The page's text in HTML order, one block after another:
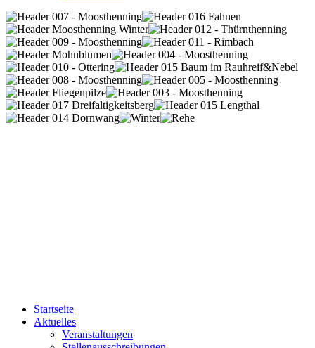
Startseite
Aktuelles
Veranstaltungen